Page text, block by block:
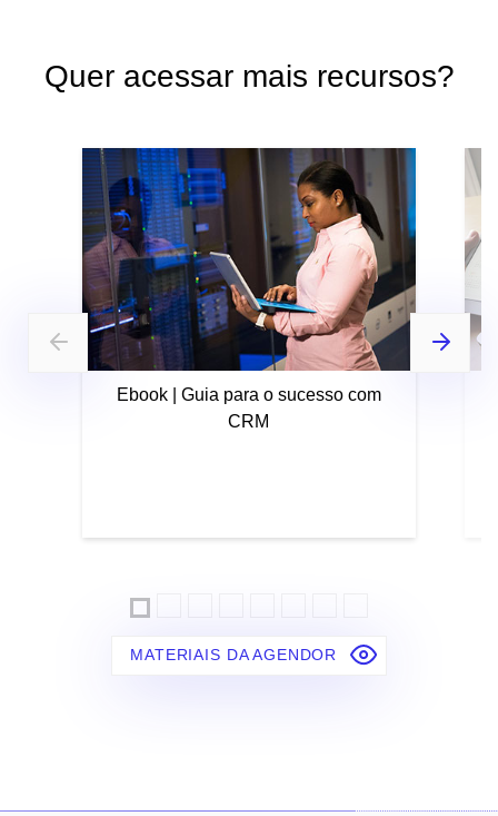
Quer acessar mais recursos?
Ebook | Guia para o sucesso com
CRM
MATERIAIS DA AGENDOR